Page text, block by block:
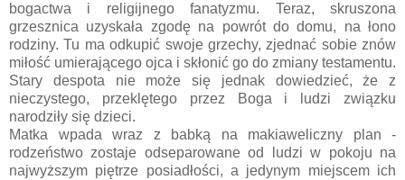
bogactwa i religijnego fanatyzmu. Teraz, skruszona
grzesznica uzyskała zgodę na powrót do domu, na łono
rodziny. Tu ma odkupić swoje grzechy, zjednać sobie znów
miłość umierającego ojca i skłonić go do zmiany testamentu.
Stary despota nie może się jednak dowiedzieć, że z
nieczystego, przeklętego przez Boga i ludzi związku
narodziły się dzieci.
Matka wpada wraz z babką na makiaweliczny plan -
rodzeństwo zostaje odseparowane od ludzi w pokoju na
najwyższym piętrze posiadłości, a jedynym miejscem ich